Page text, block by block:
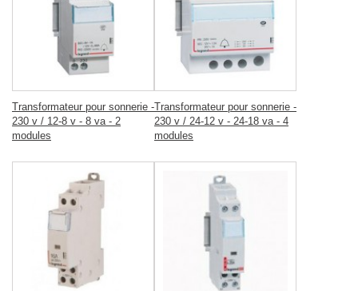
Transformateur pour sonnerie -
230 v / 12-8 v - 8 va - 2
modules
Transformateur pour sonnerie -
230 v / 24-12 v - 24-18 va - 4
modules